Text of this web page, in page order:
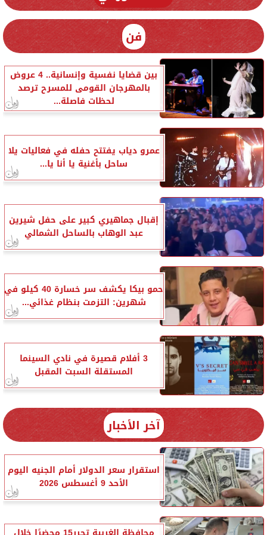
فن
بين قضايا نفسية وإنسانية.. 4 عروض
بالمهرجان القومى للمسرح ترصد
لحظات فاصلة...
عمرو دياب يفتتح حفله في فعاليات يلا
ساحل بأغنية يا أنا يا...
إقبال جماهيري كبير على حفل شيرين
عبد الوهاب بالساحل الشمالي
حمو بيكا يكشف سر خسارة 40 كيلو في
شهرين: التزمت بنظام غذائي...
3 أفلام قصيرة في نادي السينما
المستقلة السبت المقبل
آخر الأخبار
استقرار سعر الدولار أمام الجنيه اليوم
الأحد 9 أغسطس 2026